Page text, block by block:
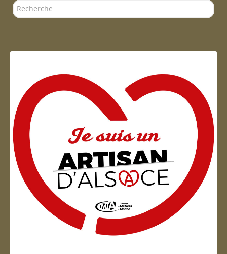
Rechercher
Artisan d'Alsace